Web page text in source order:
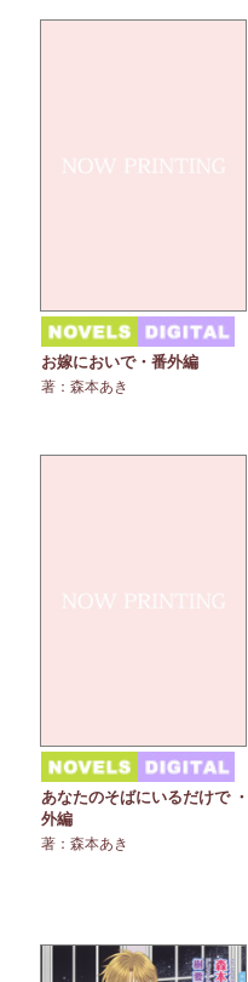
お嫁においで・番外編
著：森本あき
あなたのそばにいるだけで
外編
著：森本あき